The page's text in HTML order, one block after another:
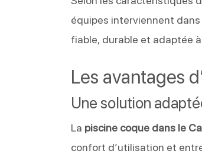
équipes interviennent
fiable, durable et adaptée
Les avantages
Une solution
La piscine coque dans le
confort d’utilisation et